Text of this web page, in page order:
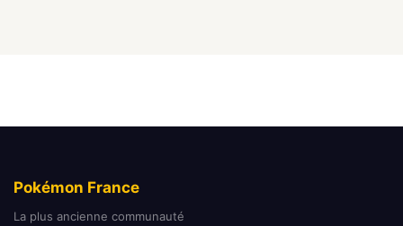
Pokémon France
La plus ancienne communauté